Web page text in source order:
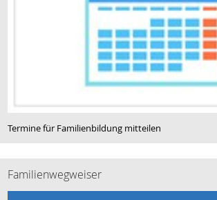
Termine für Familienbildung mitteilen
Familienwegweiser